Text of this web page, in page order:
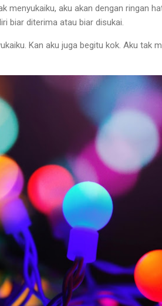
menyukaiku, aku akan dengan ringan
biar diterima atau biar disukai.
Kan aku juga begitu kok. Aku tak